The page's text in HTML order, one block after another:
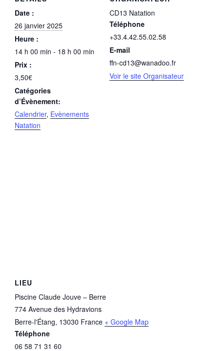
Date :
26 janvier 2025
Heure :
14 h 00 min - 18 h 00 min
Prix :
3,50€
Catégories
d’Évènement:
Calendrier, Evènements
Natation
CD13 Natation
Téléphone
+33.4.42.55.02.58
E-mail
ffn-cd13@wanadoo.fr
Voir le site Organisateur
LIEU
Piscine Claude Jouve – Berre
774 Avenue des Hydravions
Berre-l'Étang, 13030 France + Google Map
Téléphone
06 58 71 31 60